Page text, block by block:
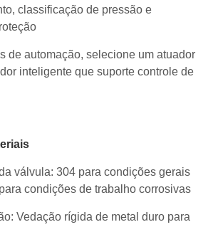
classificação de pressão e
de automação, selecione um atuador
inteligente que suporte controle de
válvula: 304 para condições gerais
condições de trabalho corrosivas
Vedação rígida de metal duro para